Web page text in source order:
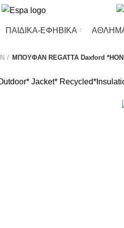
ΠΑΙΔΙΚΑ-ΕΦΗΒΙΚΑ
ΜΠΟΥΦΑΝ REGATTA Daxford